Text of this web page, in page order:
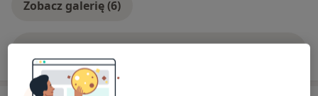
Zobacz galerię (6)